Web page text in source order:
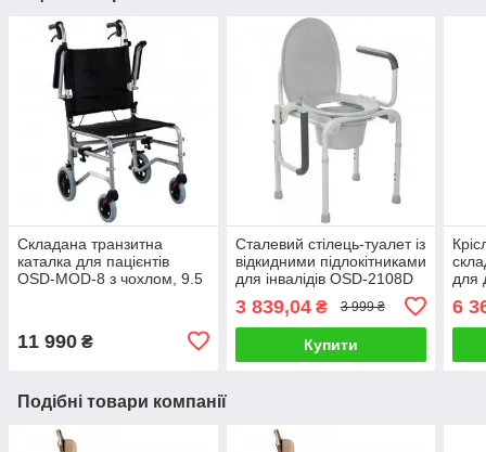
Складана транзитна
каталка для пацієнтів
OSD-MOD-8 з чохлом, 9.5
11 990 ₴
Сталевий стілець-туалет із
відкидними підлокітниками
для інвалідів OSD-2108D
3 839,04₴ 3 999 ₴
Купити
для
6
Подібні товари компанії